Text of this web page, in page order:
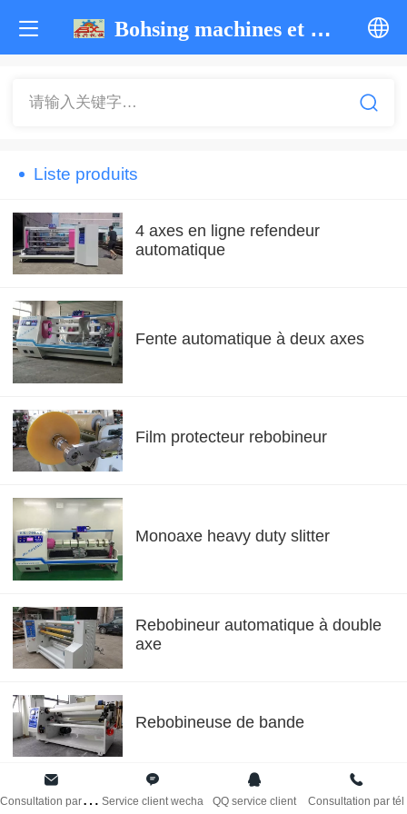
Bohsing machines et machines
ภาษาไทย
français
Bahasa
Bahasa
កម្ពុជា។
请输入关键字…
Liste produits
4 axes en ligne refendeur
automatique
Fente automatique à deux axes
Film protecteur rebobineur
Monoaxe heavy duty slitter
Rebobineur automatique à double
axe
Rebobineuse de bande
Refendeuse automatique à 4 axes
C
onsultation par SMS Service client wecha QQ service client Consultation par tél